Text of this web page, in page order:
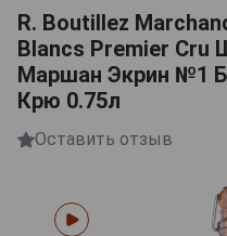
R. Boutillez
Blancs Premier Cru
Маршан Экрин №1
Крю 0.75л
Оставить отзыв